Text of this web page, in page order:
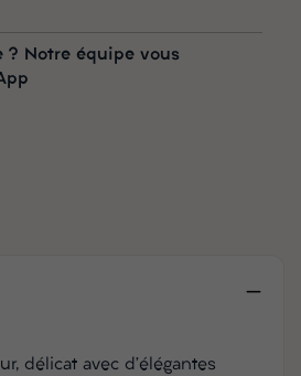
? Notre équipe vous
délicat avec d’élégantes